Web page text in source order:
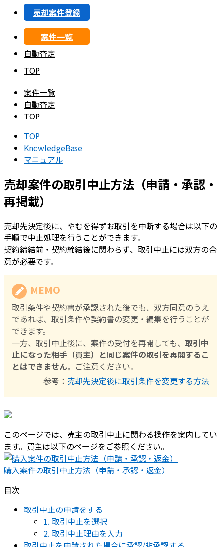
売却案件登録
案件一覧
自動査定
TOP
案件一覧
自動査定
TOP
TOP
KnowledgeBase
マニュアル
売却案件の取引中止方法（申請・承認・
再掲載）
売却先決定後に、やむを得ずお取引を中断する場合は以下の
手順で中止処理を行うことができます。
契約締結前・契約締結後に関わらず、取引中止には双方の合
意が必要です。
MEMO
取引条件や契約書が承認された後でも、双方同意のうえ
であれば、取引条件や契約書の変更・編集を行うことが
できます。
一方、取引中止後に、案件の受付を再開しても、 取引中
止になった相手（買主）と同じ案件の取引を再開するこ
とはできません。 ご注意ください。
参考： 売却先決定後に取引条件を変更する方法
このページでは、売主の取引中止に関わる操作を案内してい
ます。買主は以下のページをご参照ください。
購入案件の取引中止方法（申請・承認・返金）
目次
取引中止の申請をする
1. 取引中止を選択
2. 取引中止理由を入力